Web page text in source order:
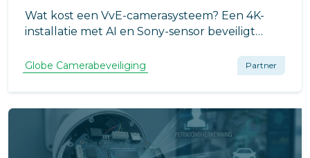
Wat kost een VvE-camerasysteem? Een 4K-
installatie met AI en Sony-sensor beveiligt
extern 4G-beheer via Globe Camerabeveiliging
is het systeem direct AVG-proof en technisch
ontzorgd voor de ALV.
Globe Camerabeveiliging Partner